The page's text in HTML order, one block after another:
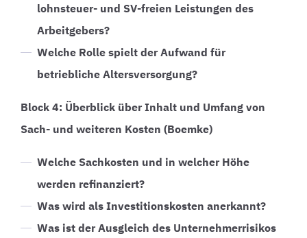
lohnsteuer- und SV-freien Leistungen des
Arbeitgebers?
Welche Rolle spielt der Aufwand für
betriebliche Altersversorgung?
Block 4: Überblick über Inhalt und Umfang von
Sach- und weiteren Kosten (Boemke)
Welche Sachkosten und in welcher Höhe
werden refinanziert?
Was wird als Investitionskosten anerkannt?
Was ist der Ausgleich des Unternehmerrisikos